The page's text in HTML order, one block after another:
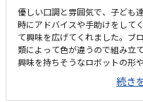
優しい口調と雰囲気で、子ども
時にアドバイスや手助けをして
て興味を広げてくれました。ブ
類によって色が違うので組み立
興味を持ちそうなロボットの形
やすく、分かりやすい場所にあ
ので、習ってない兄弟が過ごし
計なものが置いてないので集中
続き